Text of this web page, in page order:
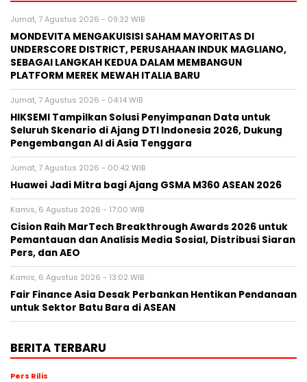
Jumat, 7 Agustus 2026 - 09:32 WIB
MONDEVITA MENGAKUISISI SAHAM MAYORITAS DI
UNDERSCORE DISTRICT, PERUSAHAAN INDUK MAGLIANO,
SEBAGAI LANGKAH KEDUA DALAM MEMBANGUN
PLATFORM MEREK MEWAH ITALIA BARU
Jumat, 7 Agustus 2026 - 04:14 WIB
HIKSEMI Tampilkan Solusi Penyimpanan Data untuk
Seluruh Skenario di Ajang DTI Indonesia 2026, Dukung
Pengembangan AI di Asia Tenggara
Jumat, 7 Agustus 2026 - 00:42 WIB
Huawei Jadi Mitra bagi Ajang GSMA M360 ASEAN 2026
Kamis, 6 Agustus 2026 - 17:00 WIB
Cision Raih MarTech Breakthrough Awards 2026 untuk
Pemantauan dan Analisis Media Sosial, Distribusi Siaran
Pers, dan AEO
Kamis, 6 Agustus 2026 - 13:02 WIB
Fair Finance Asia Desak Perbankan Hentikan Pendanaan
untuk Sektor Batu Bara di ASEAN
BERITA TERBARU
Pers Rilis